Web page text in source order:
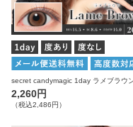
2,260円
（税込2,486円）